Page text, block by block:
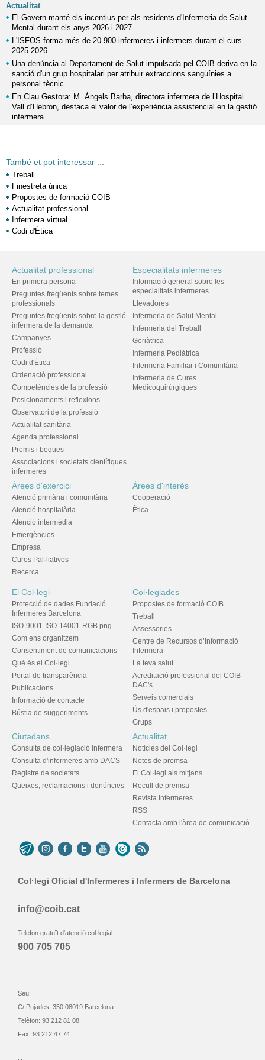
Actualitat
El Govern manté els incentius per als residents d'Infermeria de Salut
Mental durant els anys 2026 i 2027
L'ISFOS forma més de 20.900 infermeres i infermers durant el curs
2025-2026
Una denúncia al Departament de Salut impulsada pel COIB deriva en la
sanció d'un grup hospitalari per atribuir extraccions sanguínies a
personal tècnic
En Clau Gestora: M. Àngels Barba, directora infermera de l’Hospital
Vall d’Hebron, destaca el valor de l’experiència assistencial en la gestió
infermera
També et pot interessar ...
Treball
Finestreta única
Propostes de formació COIB
Actualitat professional
Infermera virtual
Codi d'Ètica
Actualitat professional
En primera persona
Preguntes freqüents sobre temes
professionals
Preguntes freqüents sobre la gestió
infermera de la demanda
Campanyes
Professió
Codi d'Ètica
Ordenació professional
Competències de la professió
Posicionaments i reflexions
Observatori de la professió
Actualitat sanitària
Agenda professional
Premis i beques
Associacions i societats científiques
infermeres
Especialitats infermeres
Informació general sobre les
especialitats infermeres
Llevadores
Infermeria de Salut Mental
Infermeria del Treball
Geriàtrica
Infermeria Pediàtrica
Infermeria Familiar i Comunitària
Infermeria de Cures
Medicoquirúrgiques
Àrees d'exercici
Atenció primària i comunitària
Atenció hospitalària
Atenció intermèdia
Emergències
Empresa
Cures Pal·liatives
Recerca
Àrees d'interès
Cooperació
Ètica
El Col·legi
Protecció de dades Fundació
Infermeres Barcelona
ISO-9001-ISO-14001-RGB.png
Com ens organitzem
Consentiment de comunicacions
Què és el Col·legi
Portal de transparència
Publicacions
Informació de contacte
Bústia de suggeriments
Col·legiades
Propostes de formació COIB
Treball
Assessories
Centre de Recursos d’Informació
Infermera
La teva salut
Acreditació professional del COIB -
DAC's
Serveis comercials
Ús d'espais i propostes
Grups
Ciutadans
Consulta de col·legiació infermera
Consulta d'infermeres amb DACS
Registre de societats
Queixes, reclamacions i denúncies
Actualitat
Notícies del Col·legi
Notes de premsa
El Col·legi als mitjans
Recull de premsa
Revista Infermeres
RSS
Contacta amb l'àrea de comunicació
Col·legi Oficial d'Infermeres i Infermers de Barcelona
info@coib.cat
Telèfon gratuït d'atenció col·legial:
900 705 705
Seu:
C/ Pujades, 350 08019 Barcelona
Telèfon: 93 212 81 08
Fax: 93 212 47 74